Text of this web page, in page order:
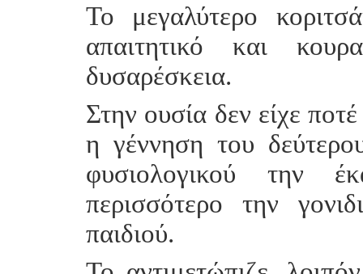
Το μεγαλύτερο
απαιτητικό και
δυσαρέσκεια.
Στην ουσία δεν είχε
η γέννηση του
φυσιολογικού την
περισσότερο την
παιδιού.